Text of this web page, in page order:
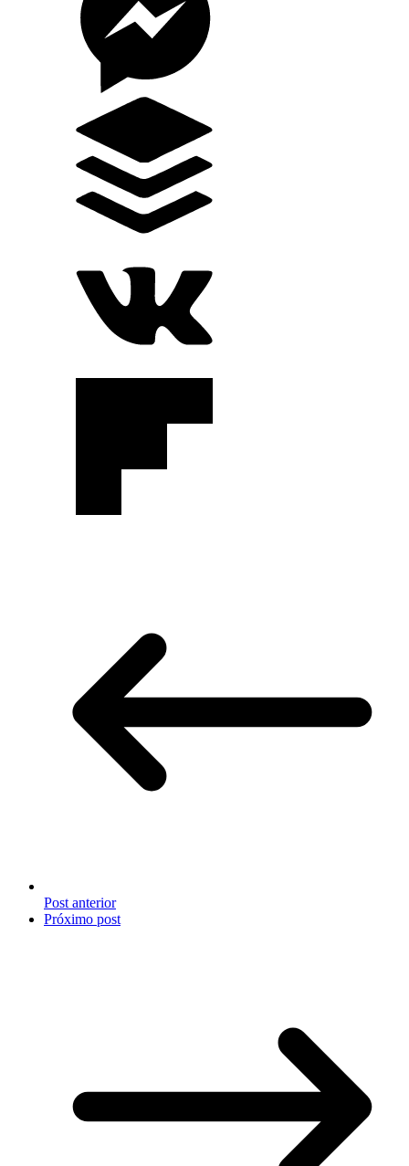
Post anterior
Próximo post